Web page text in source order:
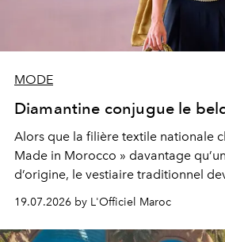
MODE
Diamantine conjugue le
Alors que la filière textile nationale
Made in Morocco » davantage
d’origine, le vestiaire traditionnel
d’expérimentation. Avec Néo Beldi,
révise les proportions et les usages
le quotidien contemporain, sans
19.07.2026 by L'Officiel Maroc